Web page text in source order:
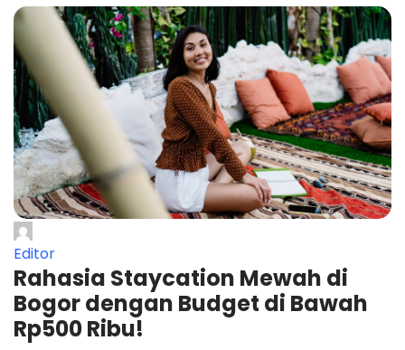
Editor
Rahasia Staycation Mewah di
Bogor dengan Budget di Bawah
Rp500 Ribu!